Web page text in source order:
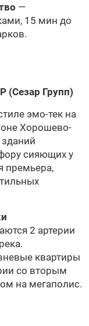
—
15 мин до
(Сезар Групп)
эмо-тек на
Хорошево-
сияющих у
премьера,
2 артерии
квартиры
со вторым
на мегаполис.